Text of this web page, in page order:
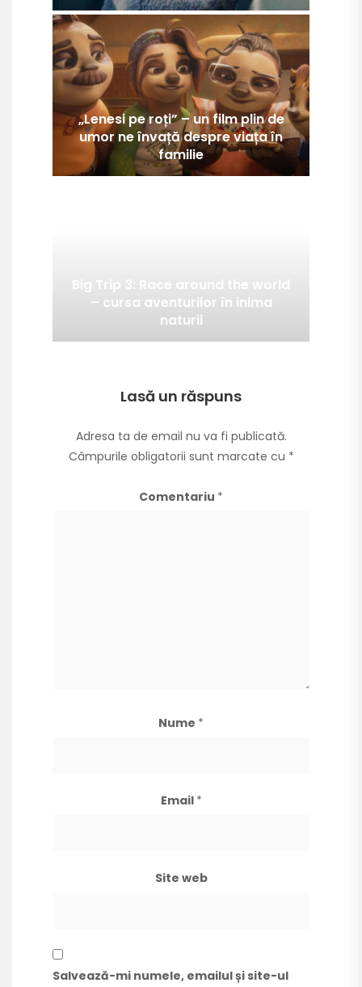
„Lenesi pe roți” – un film plin de
umor ne învață despre viața în
familie
Big Trip 3: Race around the world
– cursa aventurilor în inima
naturii
Lasă un răspuns
Adresa ta de email nu va fi publicată.
Câmpurile obligatorii sunt marcate cu *
Comentariu *
Nume *
Email *
Site web
Salvează-mi numele, emailul și site-ul